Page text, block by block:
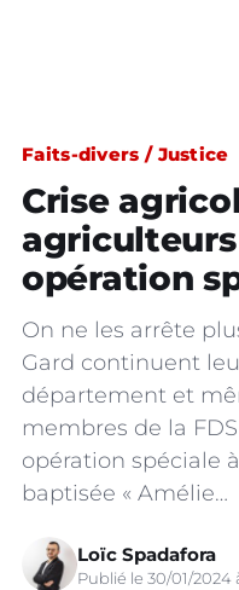
Faits-divers / Justice
Crise
opération
On ne les arrête
Gard continuent
département et
membres de la
opération spéciale
baptisée « Amélie…
Loïc Spadafora
Publié le 30/01/2024